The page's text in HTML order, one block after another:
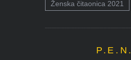
Ženska čitaonica 2021
P.E.N.